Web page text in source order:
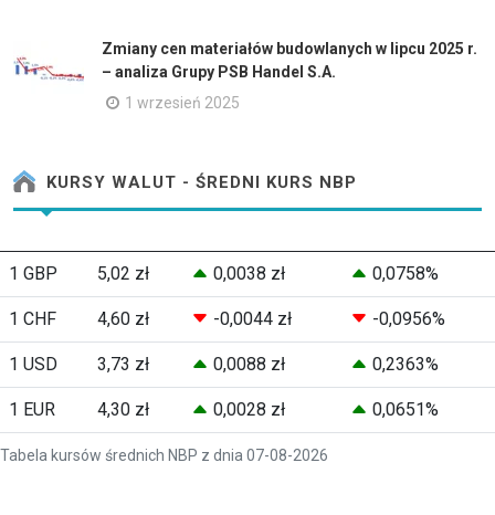
Zmiany cen materiałów budowlanych w lipcu 2025 r.
– analiza Grupy PSB Handel S.A.
1 wrzesień 2025
KURSY WALUT - ŚREDNI KURS NBP
Tabela kursów średnich NBP z dnia 07-08-2026
1 GBP 5,02 zł 0,0038 zł 0,0758%
1 CHF 4,60 zł -0,0044 zł -0,0956%
1 USD 3,73 zł 0,0088 zł 0,2363%
1 EUR 4,30 zł 0,0028 zł 0,0651%